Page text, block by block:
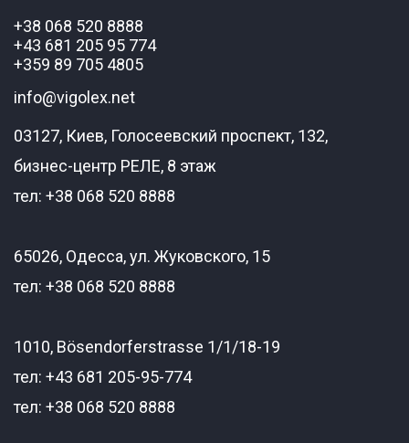
+38 068 520 8888
+43 681 205 95 774
+359 89 705 4805
info@vigolex.net
03127, Киев, Голосеевский проспект, 132,
бизнес-центр РЕЛЕ, 8 этаж
тел: +38 068 520 8888
65026, Одесса, ул. Жуковского, 15
тел: +38 068 520 8888
1010, Bösendorferstrasse 1/1/18-19
тел: +43 681 205-95-774
тел: +38 068 520 8888